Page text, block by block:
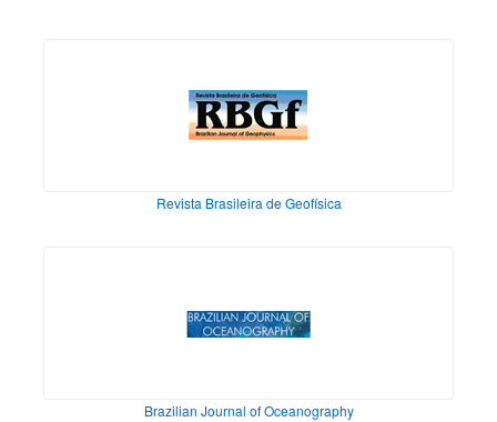
Revista Brasileira de Geofísica
Brazilian Journal of Oceanography